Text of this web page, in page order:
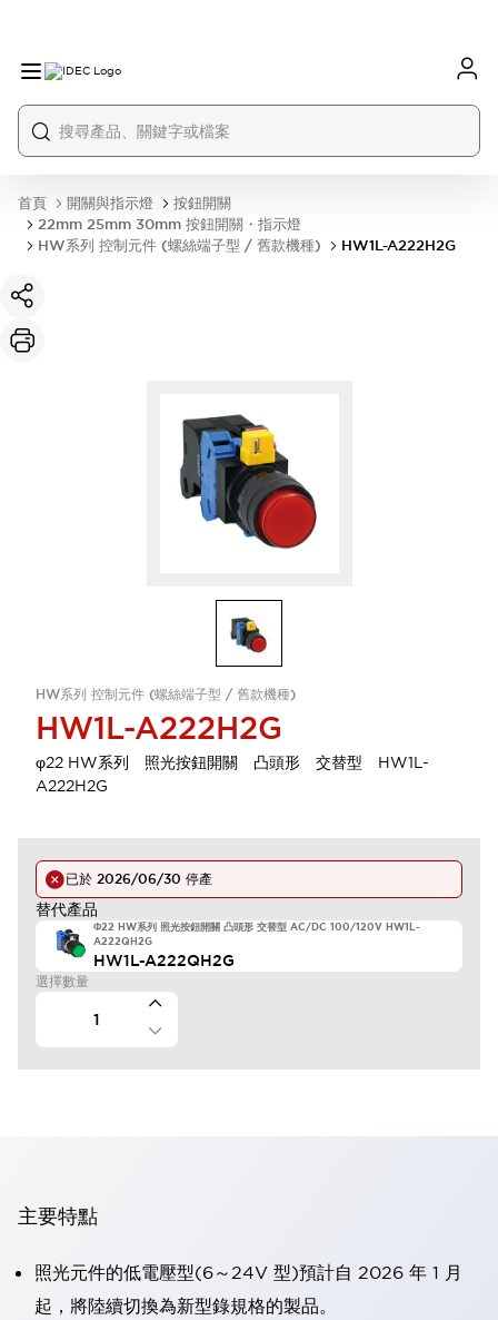
首頁 開關與指示燈
按鈕開關
22mm 25mm 30mm 按鈕開關・指示燈
HW系列 控制元件 (螺絲端子型 / 舊款機種)
HW1L-A222H2G
HW系列 控制元件 (螺絲端子型 / 舊款機種)
HW1L-A222H2G
φ22 HW系列 照光按鈕開關 凸頭形 交替型 HW1L-
A222H2G
已於 2026/06/30 停產
替代產品
Φ22 HW系列 照光按鈕開關 凸頭形 交替型 AC/DC 100/120V HW1L-
A222QH2G
HW1L-A222QH2G
選擇數量
主要特點
照光元件的低電壓型(6～24V 型)預計自 2026 年 1 月
起，將陸續切換為新型錄規格的製品。